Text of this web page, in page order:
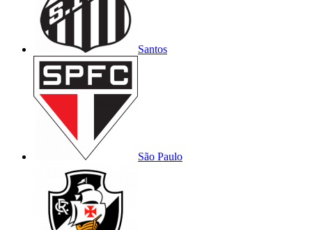
Santos
São Paulo